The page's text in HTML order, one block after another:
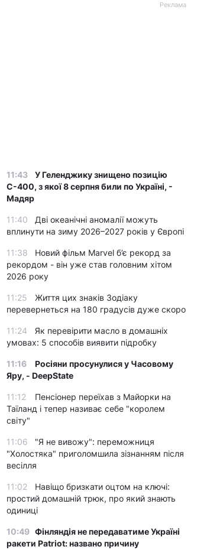
Реклама
11:43
У Геленджику знищено позицію
С-400, з якої 8 серпня били по Україні, -
Мадяр
11:40
Дві океанічні аномалії можуть
вплинути на зиму 2026–2027 років у Європі
11:38
Новий фільм Marvel б’є рекорд за
рекордом - він уже став головним хітом
2026 року
11:25
Життя цих знаків Зодіаку
перевернеться на 180 градусів дуже скоро
11:24
Як перевірити масло в домашніх
умовах: 5 способів виявити підробку
11:16
Росіяни просунулися у Часовому
Яру, - DeepState
11:12
Пенсіонер переїхав з Майорки на
Таїланд і тепер називає себе "королем
світу"
11:06
"Я не вивожу": переможниця
"Холостяка" приголомшила зізнанням після
весілля
11:02
Навіщо бризкати оцтом на ключі:
простий домашній трюк, про який знають
одиниці
10:49 Фінляндія не передаватиме Україні
ракети Patriot: названо причину